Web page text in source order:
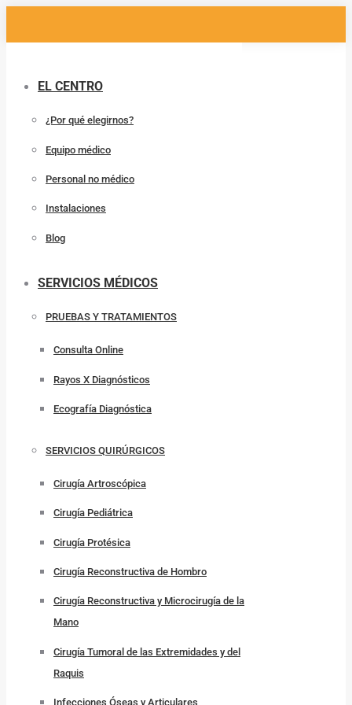
EL CENTRO
¿Por qué elegirnos?
Equipo médico
Personal no médico
Instalaciones
Blog
SERVICIOS MÉDICOS
PRUEBAS Y TRATAMIENTOS
Consulta Online
Rayos X Diagnósticos
Ecografía Diagnóstica
SERVICIOS QUIRÚRGICOS
Cirugía Artroscópica
Cirugía Pediátrica
Cirugía Protésica
Cirugía Reconstructiva de Hombro
Cirugía Reconstructiva y Microcirugía de la
Mano
Cirugía Tumoral de las Extremidades y del
Raquis
Infecciones Óseas y Articulares